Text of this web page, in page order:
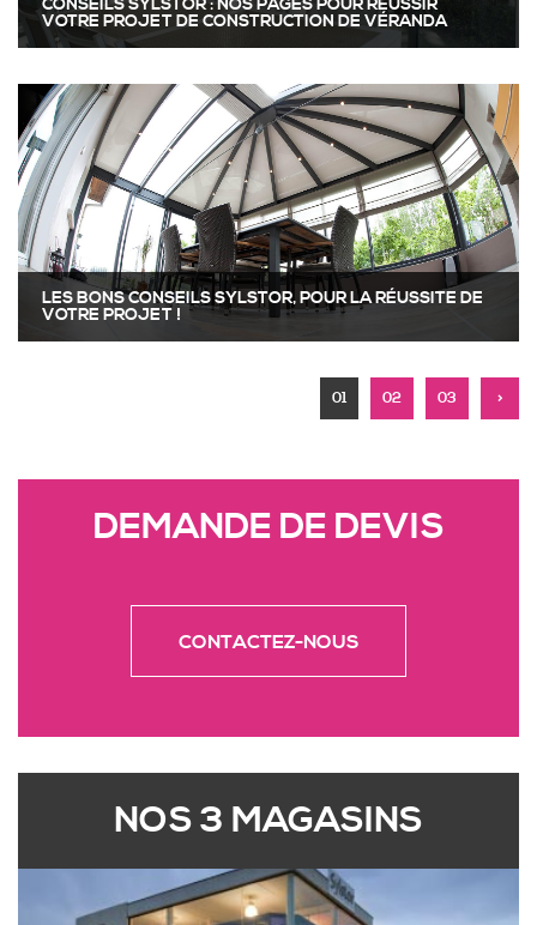
CONSEILS SYLSTOR : NOS PAGES POUR RÉUSSIR
VOTRE PROJET DE CONSTRUCTION DE VÉRANDA
LES BONS CONSEILS SYLSTOR, POUR LA RÉUSSITE DE
VOTRE PROJET !
01 02 03 >
DEMANDE DE DEVIS
CONTACTEZ-NOUS
NOS 3 MAGASINS